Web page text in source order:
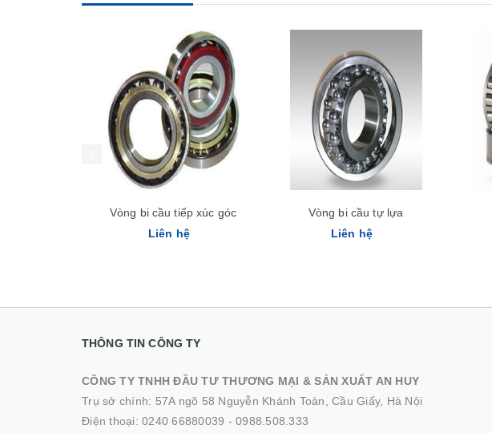
Vòng bi cầu tiếp xúc góc
Liên hệ
Vòng bi cầu tự lựa
Liên hệ
THÔNG TIN CÔNG TY
CÔNG TY TNHH ĐẦU TƯ THƯƠNG MẠI & SẢN XUẤT AN HUY
Trụ sở chính: 57A ngõ 58 Nguyễn Khánh Toàn, Cầu Giấy, Hà Nội
Điện thoại: 0240 66880039 - 0988.508.333